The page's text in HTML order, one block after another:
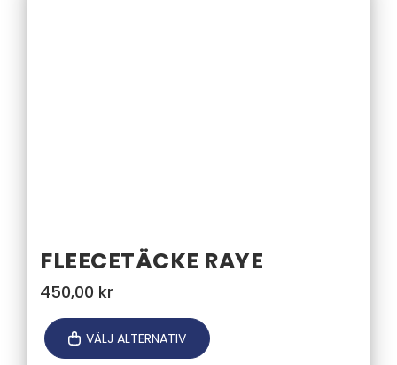
FLEECETÄCKE RAYE
450,00 kr
VÄLJ ALTERNATIV